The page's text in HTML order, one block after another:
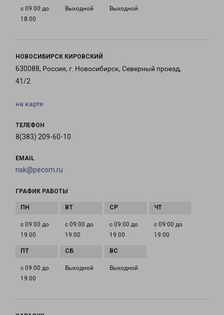
с 09:00 до
18:00
Выходной Выходной
НОВОСИБИРСК КИРОВСКИЙ
630088, Россия, г. Новосибирск, Северный проезд,
41/2
на карте
ТЕЛЕФОН
8(383) 209-60-10
EMAIL
nsk@pecom.ru
ГРАФИК РАБОТЫ
с 09:00 до
19:00
с 09:00 до
19:00
с 09:00 до
19:00
с 09:00 до
19:00
с 09:00 до
19:00
Выходной Выходной